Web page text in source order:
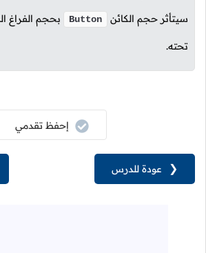
سيتأثر حجم الكائن Button بحجم الفراغ
تحته.
إحفظ تقدمي
❮ عودة للدرس